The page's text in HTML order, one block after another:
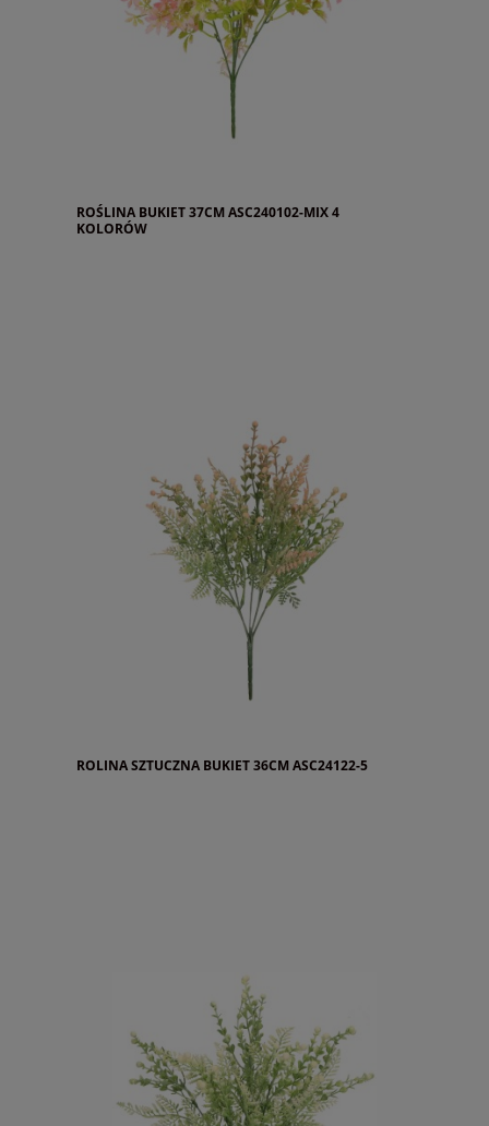
ROŚLINA BUKIET 37CM ASC240102-MIX 4
KOLORÓW
ROLINA SZTUCZNA BUKIET 36CM ASC24122-5